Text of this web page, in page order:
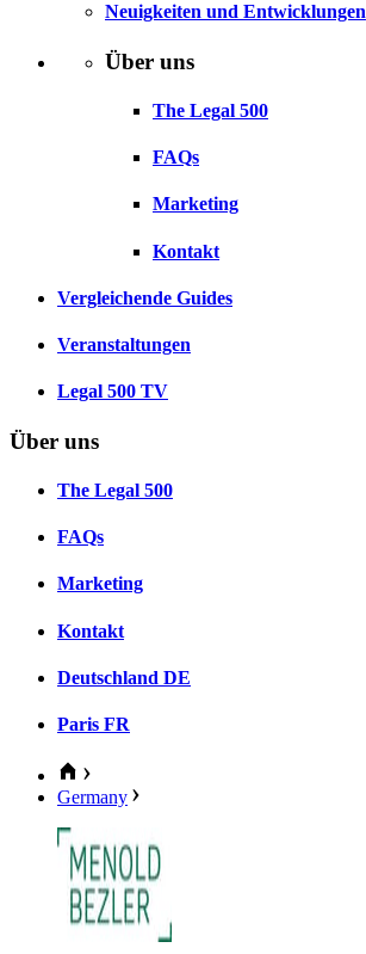
Neuigkeiten und Entwicklungen
Über uns
The Legal 500
FAQs
Marketing
Kontakt
Vergleichende Guides
Veranstaltungen
Legal 500 TV
Über uns
The Legal 500
FAQs
Marketing
Kontakt
Deutschland DE
Paris FR
Germany